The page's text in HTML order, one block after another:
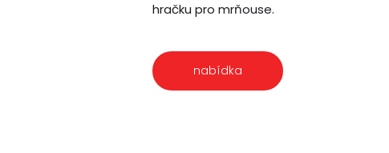
hračku pro mrňouse.
nabídka